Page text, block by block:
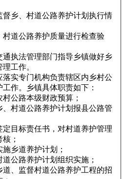
乡、村道公路养护计划执行情
道公路养护质量进行检查验
执法管理部门指导乡镇做好乡
工作。
实专门机构负责辖区内乡村公
作。乡镇具体职责如下：
公路本级财政预算；
村道公路养护计划报县公路管
目标责任书，对村道养护管理
；
乡道养护计划；
公路养护计划组织实施；
、监督村道公路养护工程的招